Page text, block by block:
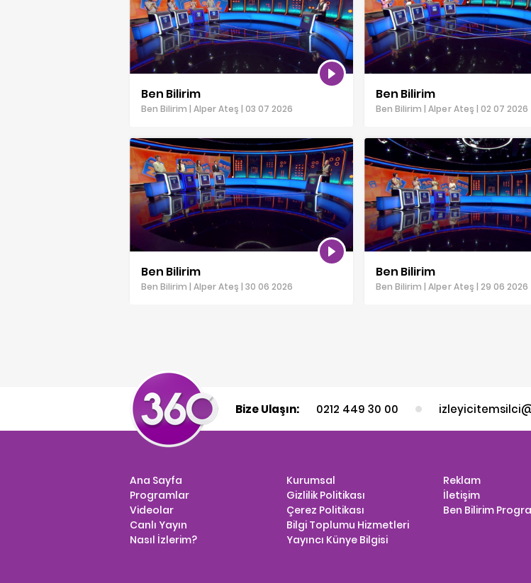
Ben Bilirim
Ben Bilirim | Alper Ateş | 03 07 2026
Ben Bilirim
Ben Bilirim | Alper Ateş | 02 07 2026
Ben Bilirim
Ben Bilirim | Alper Ateş | 30 06 2026
Ben Bilirim
Ben Bilirim | Alper Ateş | 29 06 2026
Bize Ulaşın: 0212 449 30 00
Ana Sayfa
Programlar
Videolar
Canlı Yayın
Nasıl İzlerim?
Kurumsal
Gizlilik Politikası
Çerez Politikası
Bilgi Toplumu Hizmetleri
Yayıncı Künye Bilgisi
Reklam
İletişim
Ben Bilirim